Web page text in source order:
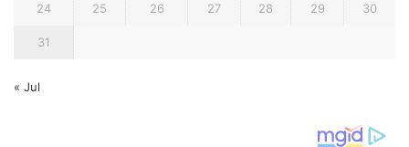
24 25 26 27 28 29 30
31
« Jul